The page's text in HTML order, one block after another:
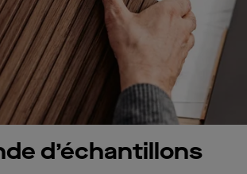
d’échantillons